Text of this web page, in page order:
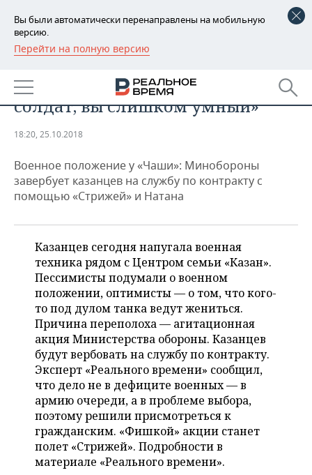
Вы были автоматически перенаправлены на мобильную
версию.
Перейти на полную версию
РЕГИОНЫ
БАШКОРТОСТАН
ТАТАРСТАН
НОВОСТИ
АНАЛИТИКА
ДЕКЛАРАЦИИ О ДОХОДАХ
ВУЗЫ ТАТАРСТАНА
КОМУ ПРИНАДЛЕЖАТ
ТОРГОВЫЕ ЦЕНТРЫ
ТАТАРСТАНА
НОВОСТИ ЭКОНОМИКИ
БАНКИ
БЮДЖЕТ
ИНВЕСТИЦИИ
ПРОМЫШЛЕННОСТЬ
АГРОПРОМ
МАШИНОСТРОЕНИЕ
НЕФТЕХИМИЯ
НЕФТЬ
ОПК
ЭНЕРГЕТИКА
НОВОСТИ НЕДВИЖИМОСТИ
АВТО
НОВОСТИ АВТО
БИЗНЕС
НОВОСТИ БИЗНЕСА
РОЗНИЧНАЯ ТОРГОВЛЯ
ТРАНСПОРТ
УСЛУГИ
ТЕХНОЛОГИИ
НОВОСТИ ТЕХНОЛОГИЙ
МЕДИА
ТЕЛЕКОММУНИКАЦИИ
МЕРОПРИЯТИЯ
НОВОСТИ МЕРОПРИЯТИЙ
ВЫЕЗДНАЯ РЕДАКЦИЯ
БИЗНЕС-БРАНЧИ
ONLINE-КОНФЕРЕНЦИИ
СПОРТ
НОВОСТИ СПОРТА
ФУТБОЛ
ХОККЕЙ
ОБЩЕСТВО
НОВОСТИ ОБЩЕСТВА
ВЛАСТЬ
ФОТОГАЛЕРЕЯ
СЮЖЕТЫ
Танки в городе: «Я смотрю,
солдат, вы слишком умный»
18:20, 25.10.2018
Военное положение у «Чаши»: Минобороны
завербует казанцев на службу по контракту с
помощью «Стрижей» и Натана
Казанцев сегодня напугала военная
техника рядом с Центром семьи «Казан».
Пессимисты подумали о военном
положении, оптимисты — о том, что кого-
то под дулом танка ведут жениться.
Причина переполоха — агитационная
акция Министерства обороны. Казанцев
будут вербовать на службу по контракту.
Эксперт «Реального времени» сообщил,
что дело не в дефиците военных — в
армию очереди, а в проблеме выбора,
поэтому решили присмотреться к
гражданским. «Фишкой» акции станет
полет «Стрижей». Подробности в
материале «Реального времени».